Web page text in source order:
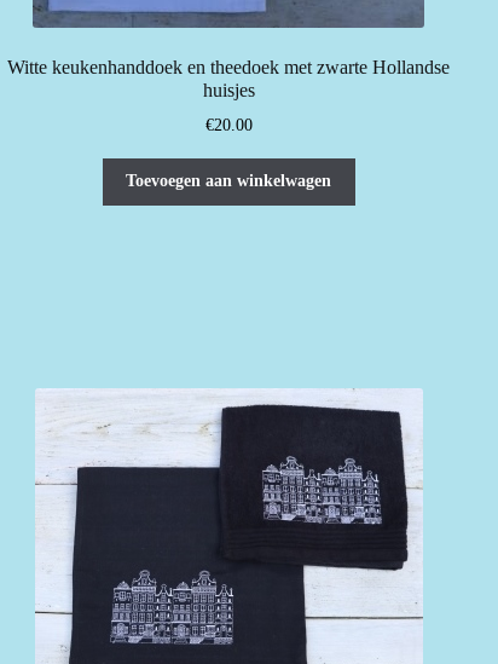
Witte keukenhanddoek en theedoek met zwarte Hollandse
huisjes
€20.00
Toevoegen aan winkelwagen